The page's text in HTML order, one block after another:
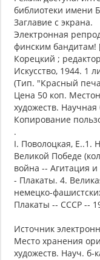
библиотеки имени
Заглавие с экрана.
Электронная
финским бандитам!
Корецкий ;
Искусство, 1944. 1
(Тип. "Красный
Цена 50 коп.
художеств. Научная
Копирование
.
I. Поволоцкая, Е..1.
Великой Победе
война -- Агитация и
- Плакаты. 4.
немецко-
Плакаты -- СССР --
Источник
Место хранения
художеств. Науч. б-